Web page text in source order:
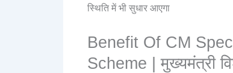
स्थिति में भी सुधार आएगा
Benefit Of CM
Scheme | मुख्यमंत्री